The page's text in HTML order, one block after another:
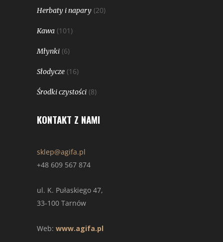
Herbaty i napary (20)
Kawa (101)
Młynki (6)
Słodycze (16)
Środki czystości (8)
KONTAKT Z NAMI
sklep@agifa.pl
+48 609 567 874
ul. K. Pułaskiego 47,
33-100 Tarnów
Web: www.agifa.pl